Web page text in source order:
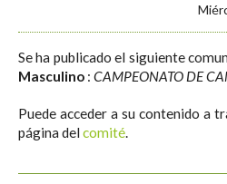
Se ha publicado el siguiente
Masculino : CAMPEONATO DE
Puede acceder a su contenido a
página delcomité